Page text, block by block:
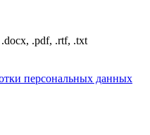
.pdf, .rtf, .txt
персональных данных